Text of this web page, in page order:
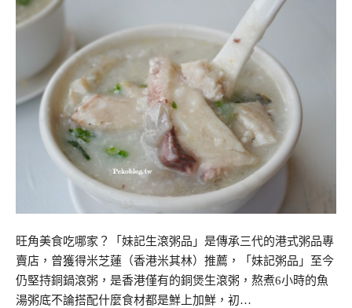
旺角美食吃哪家？「妹記生滾粥品」是傳承三代的港式粥品專
賣店，曾獲得米芝蓮（香港米其林）推薦，「妹記粥品」至今
仍堅持銅鍋滾粥，是香港僅有的銅煲生滾粥，熬煮6小時的魚
湯粥底不論搭配什麼食材都是鮮上加鮮，初…